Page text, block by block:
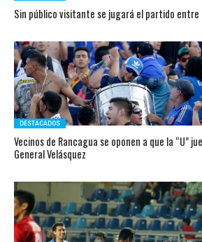
Sin público visitante se jugará el partido entre
DESTACADOS
Vecinos de Rancagua se oponen a que la “U”
General Velásquez